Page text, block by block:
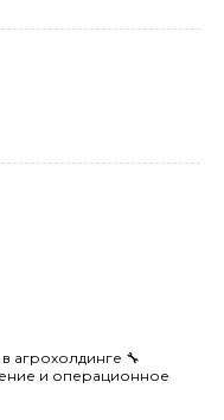
агрохолдинге 🔧
и операционное